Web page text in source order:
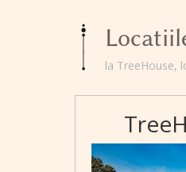
la TreeHouse,